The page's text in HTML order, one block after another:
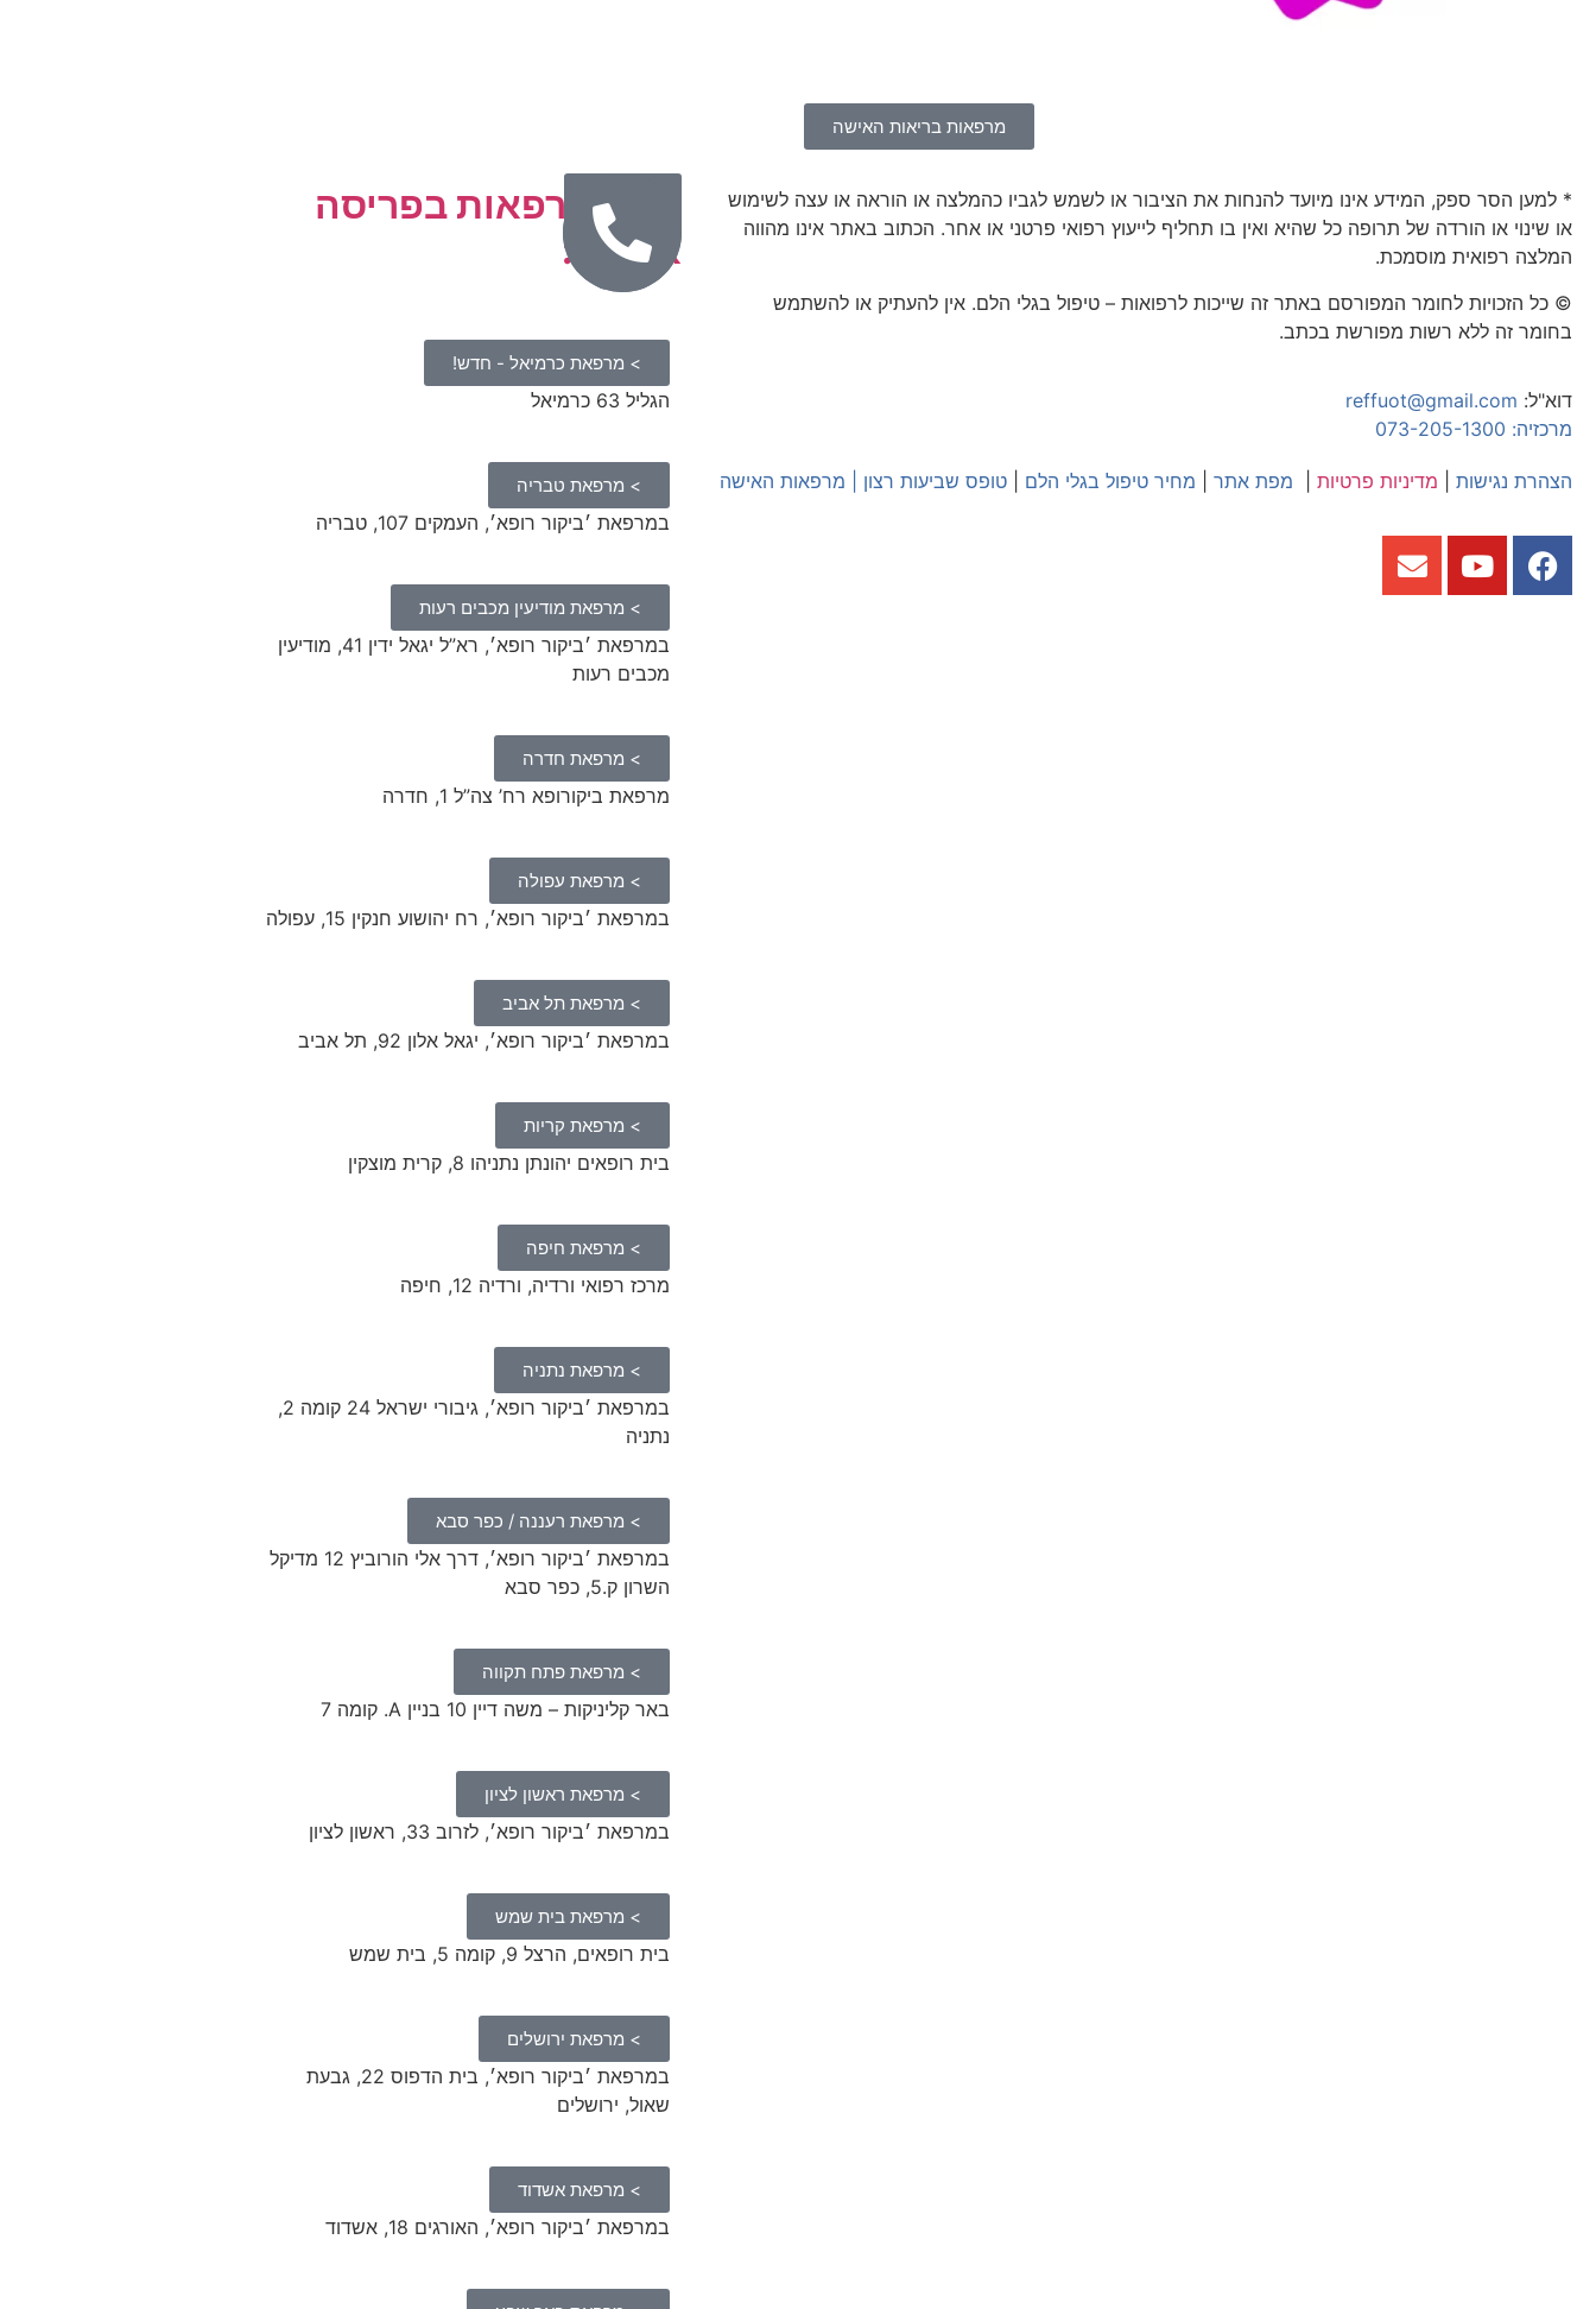
מרפאות בריאות האישה
* למען הסר ספק, המידע אינו מיועד להנחות את הציבור או לשמש לגביו כהמלצה או הוראה או עצה לשימוש
או שינוי או הורדה של תרופה כל שהיא ואין בו תחליף לייעוץ רפואי פרטני או אחר. הכתוב באתר אינו מהווה
המלצה רפואית מוסמכת.
© כל הזכויות לחומר המפורסם באתר זה שייכות לרפואות – טיפול בגלי הלם. אין להעתיק או להשתמש
בחומר זה ללא רשות מפורשת בכתב.
דוא"ל: reffuot@gmail.com
מרכזיה: 073-205-1300
הצהרת נגישות מדיניות פרטיות מפת אתר מחיר טיפול בגלי הלם טופס שביעות רצון מרפאות האישה
רשת מרפאות בפריסה
ארצית:
> מרפאת כרמיאל - חדש!
הגליל 63 כרמיאל
> מרפאת טבריה
במרפאת ׳ביקור רופא׳, העמקים 107, טבריה
> מרפאת מודיעין מכבים רעות
במרפאת ׳ביקור רופא׳, רא”ל יגאל ידין 41, מודיעין
מכבים רעות
> מרפאת חדרה
מרפאת ביקורופא רח’ צה”ל 1, חדרה
> מרפאת עפולה
במרפאת ׳ביקור רופא׳, רח יהושוע חנקין 15, עפולה
> מרפאת תל אביב
במרפאת ׳ביקור רופא׳, יגאל אלון 92, תל אביב
> מרפאת קריות
בית רופאים יהונתן נתניהו 8, קרית מוצקין
> מרפאת חיפה
מרכז רפואי ורדיה, ורדיה 12, חיפה
> מרפאת נתניה
במרפאת ׳ביקור רופא׳, גיבורי ישראל 24 קומה 2,
נתניה
> מרפאת רעננה / כפר סבא​
במרפאת ׳ביקור רופא׳, דרך אלי הורוביץ 12 מדיקל
השרון ק.5, כפר סבא
> מרפאת פתח תקווה
באר קליניקות – משה דיין 10 בניין A. קומה 7
> מרפאת ראשון לציון
במרפאת ׳ביקור רופא׳, לזרוב 33, ראשון לציון
> מרפאת בית שמש
בית רופאים, הרצל 9, קומה 5, בית שמש
> מרפאת ירושלים
במרפאת ׳ביקור רופא׳, בית הדפוס 22, גבעת
שאול, ירושלים
> מרפאת אשדוד
במרפאת ׳ביקור רופא׳, האורגים 18, אשדוד
מטפלים